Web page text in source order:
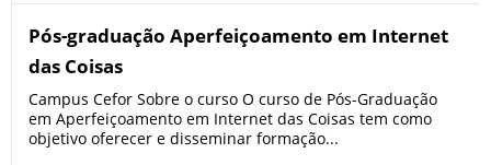
Pós-graduação Aperfeiçoamento em Internet
das Coisas
Campus Cefor Sobre o curso O curso de Pós-Graduação
em Aperfeiçoamento em Internet das Coisas tem como
objetivo oferecer e disseminar formação...